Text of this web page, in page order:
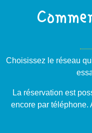
Choisissez le réseau
La réservation est
encore par téléphone.